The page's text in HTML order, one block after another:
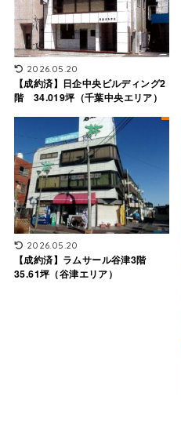
2026.05.20
【成約済】日企中央ビルディング2
階 34.019坪（千葉中央エリア）
2026.05.20
【成約済】ラムサール谷津3階
35.61坪（谷津エリア）